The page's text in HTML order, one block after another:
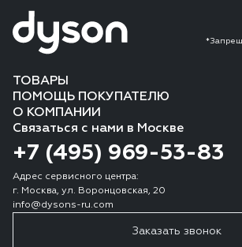
ТОВАРЫ
ПОМОЩЬ ПОКУПАТЕЛЮ
О КОМПАНИИ
Связаться с нами в Москве
+7 (495) 969-53-83
Адрес сервисного центра:
г. Москва, ул. Воронцовская, 20
info@dysons-ru.com
Заказать звонок